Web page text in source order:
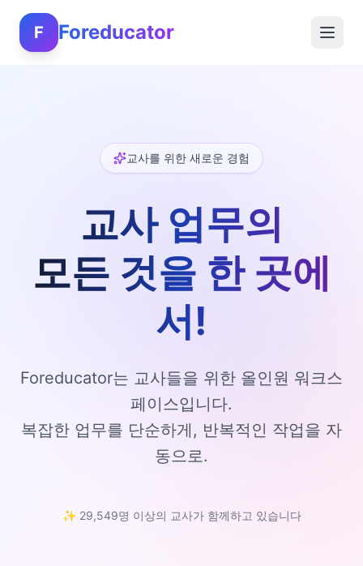
F Foreducator
교사를 위한 새로운 경험
교사 업무의
모든 것을 한 곳에
서!
Foreducator는 교사들을 위한 올인원 워크스
페이스입니다.
복잡한 업무를 단순하게, 반복적인 작업을 자
동으로.
✨ 29,549명 이상의 교사가 함께하고 있습니다